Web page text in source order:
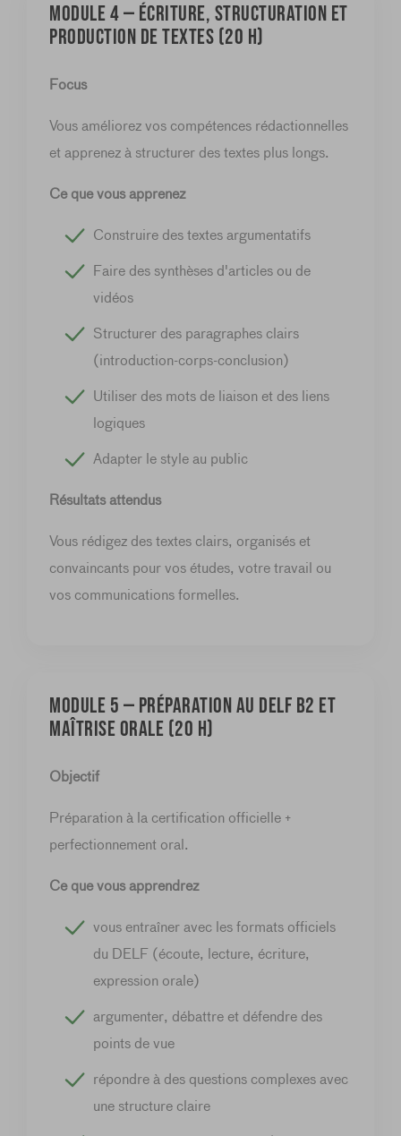
MODULE 4 — Écriture, structuration et
production de textes (20 h)
Focus
Vous améliorez vos compétences rédactionnelles
et apprenez à structurer des textes plus longs.
Ce que vous apprenez
Construire des textes argumentatifs
Faire des synthèses d'articles ou de
vidéos
Structurer des paragraphes clairs
(introduction-corps-conclusion)
Utiliser des mots de liaison et des liens
logiques
Adapter le style au public
Résultats attendus
Vous rédigez des textes clairs, organisés et
convaincants pour vos études, votre travail ou
vos communications formelles.
MODULE 5 — Préparation au DELF B2 et
maîtrise orale (20 h)
Objectif
Préparation à la certification officielle +
perfectionnement oral.
Ce que vous apprendrez
vous entraîner avec les formats officiels
du DELF (écoute, lecture, écriture,
expression orale)
argumenter, débattre et défendre des
points de vue
répondre à des questions complexes avec
une structure claire